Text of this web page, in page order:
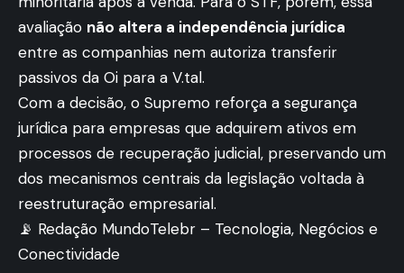
avaliação não altera a independência jurídica
entre as companhias nem autoriza transferir
passivos da Oi para a V.tal.
Com a decisão, o Supremo reforça a segurança
jurídica para empresas que adquirem ativos em
processos de recuperação judicial, preservando um
dos mecanismos centrais da legislação voltada à
reestruturação empresarial.
📡 Redação MundoTelebr – Tecnologia, Negócios e
Conectividade